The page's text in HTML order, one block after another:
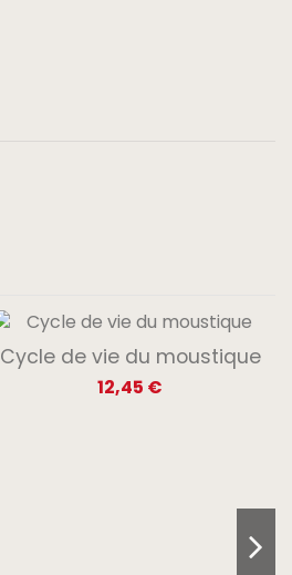
Cycle de vie du moustique
12,45 €